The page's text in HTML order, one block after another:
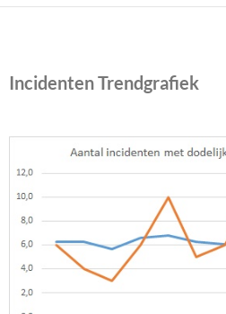
Incidenten Trendgrafiek